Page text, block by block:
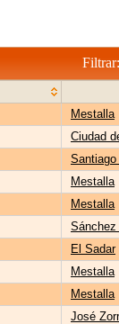
Filtrar:
Mestalla
Ciudad
Santiago
Mestalla
Mestalla
El Sadar
Mestalla
Mestalla
José